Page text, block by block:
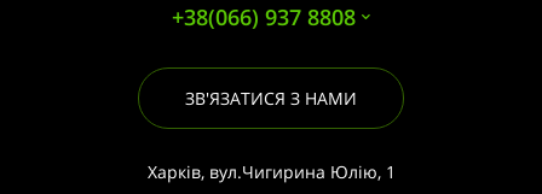
+38(066) 937 8808
ЗВ'ЯЗАТИСЯ З НАМИ
Харків, вул.Чигирина Юлію, 1